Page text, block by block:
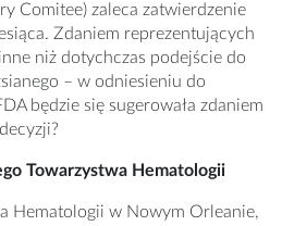
Comitee) zaleca zatwierdzenie
Zdaniem reprezentujących
niż dotychczas podejście do
– w odniesieniu do
będzie się sugerowała zdaniem
Towarzystwa Hematologii
Hematologii w Nowym Orleanie,